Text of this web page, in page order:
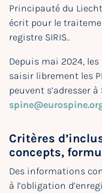
Principauté du
écrit pour le
registre SIRIS..
Depuis mai 2024,
saisir librement les
peuvent s’adresser
Critères
concepts,
Des informations
à l’obligation